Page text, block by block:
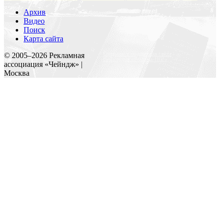
Архив
Видео
Поиск
Карта сайта
© 2005–2026 Рекламная
ассоциация «Чейндж» |
Москва